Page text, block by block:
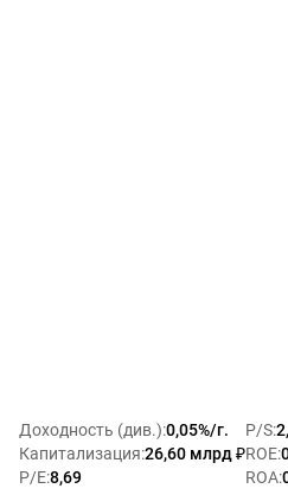
Доходность (див.):0,05%/г.
Капитализация:26,60 млрд ₽
P/E:8,69
P/S:
ROE:
ROA: